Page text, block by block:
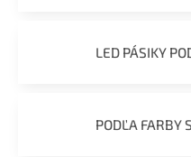
LED PÁSIKY
PODĽA FARBY